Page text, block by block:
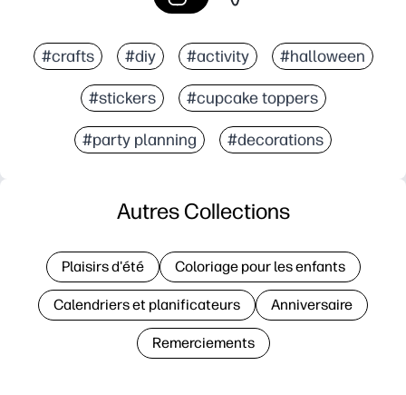
#crafts #diy #activity #halloween
#stickers #cupcake toppers
#party planning #decorations
Autres Collections
Plaisirs d'été Coloriage pour les enfants
Calendriers et planificateurs Anniversaire
Remerciements